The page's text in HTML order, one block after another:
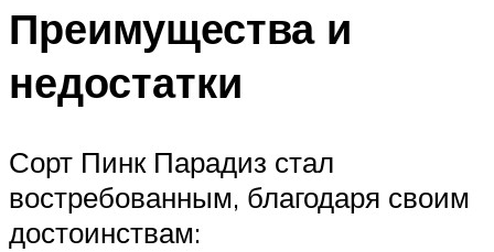
Преимущества и
недостатки
Сорт Пинк Парадиз стал
востребованным, благодаря своим
достоинствам: